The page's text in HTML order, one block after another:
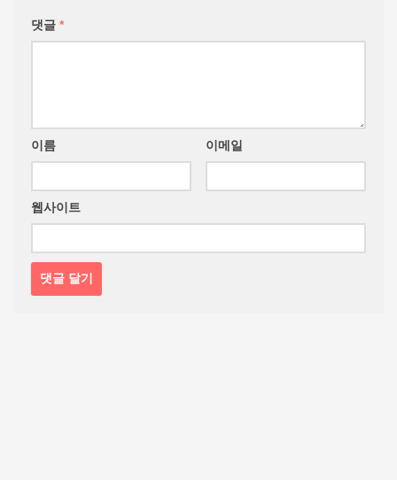
댓글 *
이름 이메일
웹사이트